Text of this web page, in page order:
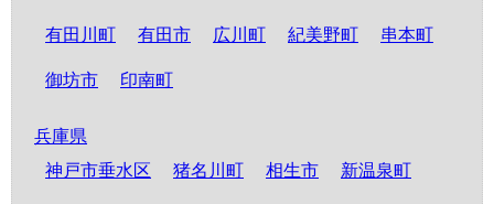
有田川町 有田市 広川町 紀美野町 串本町
御坊市 印南町
兵庫県
神戸市垂水区
猪名川町 相生市 新温泉町